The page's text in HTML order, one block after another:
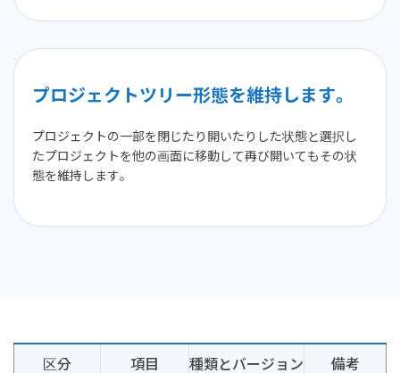
プロジェクトツリー形態を維持します。
プロジェクトの一部を閉じたり開いたりした状態と選択し
たプロジェクトを他の画面に移動して再び開いてもその状
態を維持します。
区分 項目 種類とバージョン 備考